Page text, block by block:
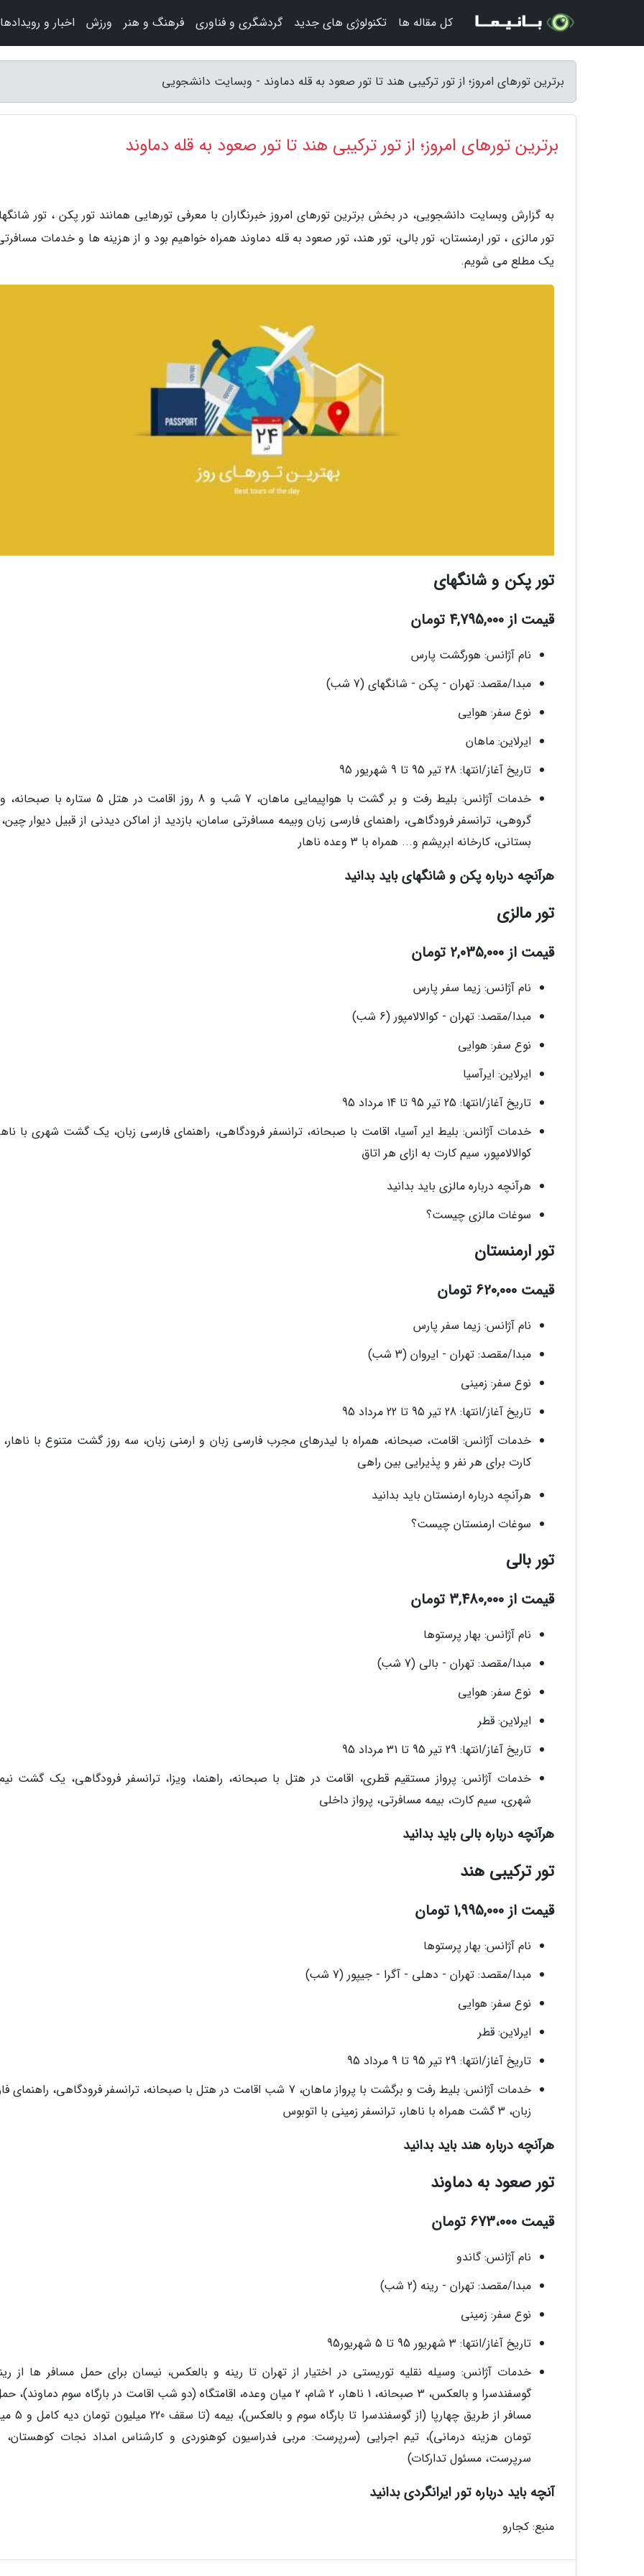
برترین تورهای امروز؛ از تور ترکیبی هند تا تور صعود به قله دماوند - وبسایت دانشجویی
برترین تورهای امروز؛ از تور ترکیبی هند تا تور صعود به قله دماوند
به گزارش وبسایت دانشجویی، در بخش برترین تورهای امروز خبرنگاران با معرفی تورهایی همانند تور پکن ، تور
تور مالزی ، تور ارمنستان، تور بالی، تور هند، تور صعود به قله دماوند همراه خواهیم بود و از هزینه ها و خدمات
یک مطلع می شویم.
تور پکن و شانگهای
قیمت از 4,795,000 تومان
نام آژانس: هورگشت پارس
مبدا/مقصد: تهران - پکن - شانگهای (7 شب)
نوع سفر: هوایی
ایرلاین: ماهان
تاریخ آغاز/انتها: 28 تیر 95 تا 9 شهریور 95
خدمات آژانس: بلیط رفت و بر گشت با هواپیمایی ماهان، 7 شب و 8 روز اقامت در هتل 5
گروهی، ترانسفر فرودگاهی، راهنمای فارسی زبان وبیمه مسافرتی سامان، بازدید از اماکن دیدنی از قبیل دیوار
بستانی، کارخانه ابریشم و... همراه با 3 وعده ناهار
هرآنچه درباره پکن و شانگهای باید بدانید
تور مالزی
قیمت از 2,035,000 تومان
نام آژانس: زیما سفر پارس
مبدا/مقصد: تهران - کوالالامپور (6 شب)
نوع سفر: هوایی
ایرلاین: ایرآسیا
تاریخ آغاز/انتها: 25 تیر 95 تا 14 مرداد 95
خدمات آژانس: بلیط ایر آسیا، اقامت با صبحانه، ترانسفر فرودگاهی، راهنمای فارسی زبان، یک گشت شهری با
کوالالامپور، سیم کارت به ازای هر اتاق
هرآنچه درباره مالزی باید بدانید
سوغات مالزی چیست؟
تور ارمنستان
قیمت 620,000 تومان
نام آژانس: زیما سفر پارس
مبدا/مقصد: تهران - ایروان (3 شب)
نوع سفر: زمینی
تاریخ آغاز/انتها: 28 تیر 95 تا 22 مرداد 95
خدمات آژانس: اقامت، صبحانه، همراه با لیدرهای مجرب فارسی زبان و ارمنی زبان، سه روز گشت متنوع با
کارت برای هر نفر و پذیرایی بین راهی
هرآنچه درباره ارمنستان باید بدانید
سوغات ارمنستان چیست؟
تور بالی
قیمت از 3,480,000 تومان
نام آژانس: بهار پرستوها
مبدا/مقصد: تهران - بالی (7 شب)
نوع سفر: هوایی
ایرلاین: قطر
تاریخ آغاز/انتها: 29 تیر 95 تا 31 مرداد 95
خدمات آژانس: پرواز مستقیم قطری، اقامت در هتل با صبحانه، راهنما، ویزا، ترانسفر فرودگاهی، یک گشت
شهری، سیم کارت، بیمه مسافرتی، پرواز داخلی
هرآنچه درباره بالی باید بدانید
تور ترکیبی هند
قیمت از 1,995,000 تومان
نام آژانس: بهار پرستوها
مبدا/مقصد: تهران - دهلی - آگرا - جیپور (7 شب)
نوع سفر: هوایی
ایرلاین: قطر
تاریخ آغاز/انتها: 29 تیر 95 تا 9 مرداد 95
خدمات آژانس: بلیط رفت و برگشت با پرواز ماهان، 7 شب اقامت در هتل با صبحانه، ترانسفر فرودگاهی،
زبان، 3 گشت همراه با ناهار، ترانسفر زمینی با اتوبوس
هرآنچه درباره هند باید بدانید
تور صعود به دماوند
قیمت 673،000 تومان
نام آژانس: گاندو
مبدا/مقصد: تهران - رینه (2 شب)
نوع سفر: زمینی
تاریخ آغاز/انتها: 3 شهریور 95 تا 5 شهریور95
خدمات آژانس: وسیله نقلیه توریستی در اختیار از تهران تا رینه و بالعکس، نیسان برای حمل مسافر ها از
گوسفندسرا و بالعکس، 3 صبحانه، 1 ناهار، 2 شام، 2 میان وعده، اقامتگاه (دو شب اقامت در بارگاه سوم
مسافر از طریق چهارپا (از گوسفند­سرا
تومان هزینه درمانی)، تیم اجرایی (سرپرست: مربی فدراسیون کوهنوردی و کارشناس امداد نجات کوهستان،
سرپرست، مسئول تدارکات)
آنچه باید درباره تور ایرانگردی بدانید
منبع: کجارو
کل مقاله ها تکنولوژی های جدید گردشگری و فناوری فرهنگ و هنر ورزش اخبار و رویدادها